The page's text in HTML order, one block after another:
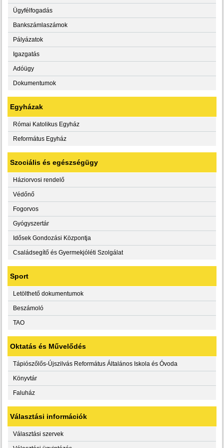
Ügyfélfogadás
Bankszámlaszámok
Pályázatok
Igazgatás
Adóügy
Dokumentumok
Egyházak
Római Katolikus Egyház
Református Egyház
Szociális és egészségügy
Háziorvosi rendelő
Védőnő
Fogorvos
Gyógyszertár
Idősek Gondozási Központja
Családsegítő és Gyermekjóléti Szolgálat
Sport
Letölthető dokumentumok
Beszámoló
TAO
Oktatás és Művelődés
Tápiószőlős-Újszilvás Református Általános Iskola és Óvoda
Könyvtár
Faluház
Választási információk
Választási szervek